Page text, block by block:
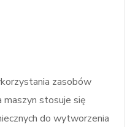
zasobów
maszyn stosuje się
do wytworzenia